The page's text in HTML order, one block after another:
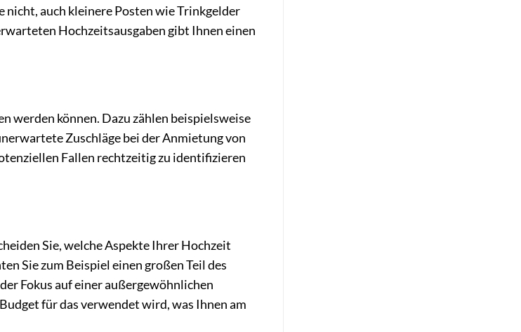
nicht, auch kleinere Posten wie Trinkgelder
Hochzeitsausgaben gibt Ihnen einen
werden können. Dazu zählen beispielsweise
Zuschläge bei der Anmietung von
Fallen rechtzeitig zu identifizieren
Sie, welche Aspekte Ihrer Hochzeit
Sie zum Beispiel einen großen Teil des
Fokus auf einer außergewöhnlichen
für das verwendet wird, was Ihnen am